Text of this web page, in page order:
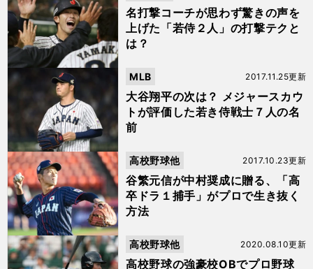
名打撃コーチが思わず驚きの声を
上げた「若侍２人」の打撃テクと
は？
大谷翔平の次は？ メジャースカウ
トが評価した若き侍戦士７人の名
前
2017.11.25更新
MLB
谷繁元信が中村奨成に贈る、「高
卒ドラ１捕手」がプロで生き抜く
方法
2017.10.23更新
高校野球他
高校野球の強豪校OBでプロ野球
2020.08.10更新
高校野球他